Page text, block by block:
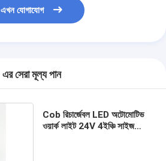
এখন যোগাযোগ
এর সেরা মূল্য পান
Cob রিচার্জেবল LED অটোমোটিভ
ওয়ার্ক লাইট 24V 4ইঞ্চি সাইজ